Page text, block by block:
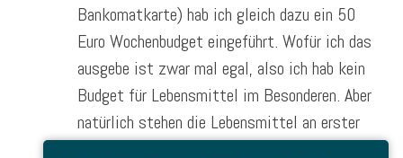
Bankomatkarte) hab ich gleich dazu ein 50
Euro Wochenbudget eingeführt. Wofür ich das
ausgebe ist zwar mal egal, also ich hab kein
Budget für Lebensmittel im Besonderen. Aber
natürlich stehen die Lebensmittel an erster